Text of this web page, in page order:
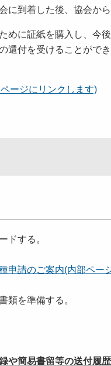
に到着した後、協会か
に証紙を購入し、今
還付を受けることができ
ージにリンクします)
ドする。
申請のご案内(内部ペー
類を準備する。
簡易書留等の送付履